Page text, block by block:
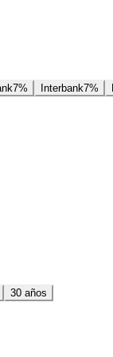
7% Interbank7%
30 años